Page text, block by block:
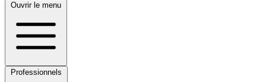
Ouvrir le menu
Professionnels